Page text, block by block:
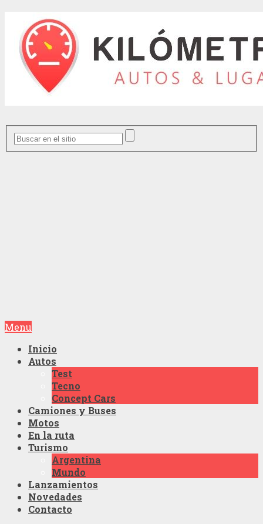
Menu
Inicio
Autos
Test
Tecno
Concept Cars
Camiones y Buses
Motos
En la ruta
Turismo
Argentina
Mundo
Lanzamientos
Novedades
Contacto